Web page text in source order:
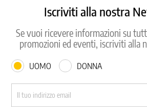
Iscriviti alla nostra
Se vuoi ricevere informazioni su
promozioni ed eventi, iscriviti alla
UOMO DONNA